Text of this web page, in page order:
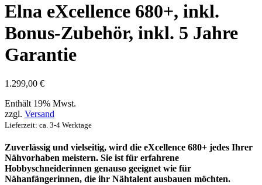
Elna eXcellence 680+, inkl.
Bonus-Zubehör, inkl. 5 Jahre
Garantie
1.299,00 €
Enthält 19% Mwst.
zzgl. Versand
Lieferzeit: ca. 3-4 Werktage
Zuverlässig und vielseitig, wird die eXcellence 680+ jedes Ihrer
Nähvorhaben meistern. Sie ist für erfahrene
Hobbyschneiderinnen genauso geeignet wie für
Nähanfängerinnen, die ihr Nähtalent ausbauen möchten.